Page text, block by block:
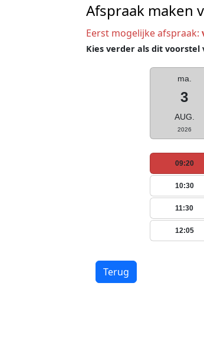
Afspraak maken
Eerst mogelijke afspraak:
Kies verder als dit
ma.
3
AUG.
2026
09:20
10:30
11:30
12:05
Terug